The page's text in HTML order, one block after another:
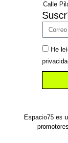
Espacio75 es
Calle
He